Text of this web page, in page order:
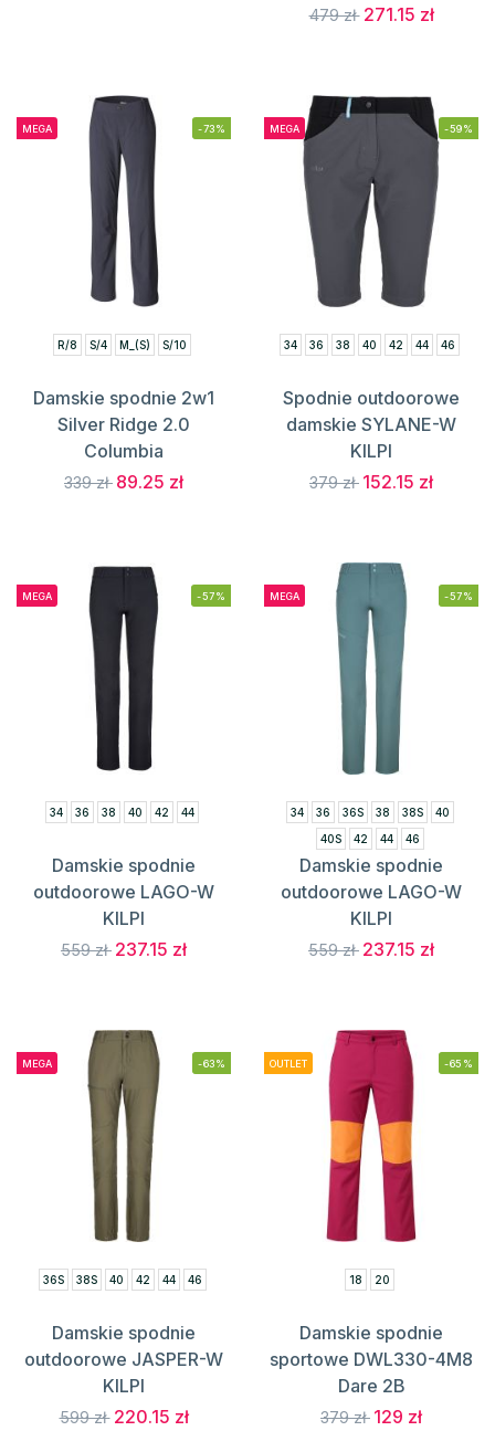
479 zł 271.15 zł
MEGA -73%
R/8 S/4 M_(S) S/10
Damskie spodnie 2w1
Silver Ridge 2.0
Columbia
339 zł 89.25 zł
MEGA -59%
34 36 38 40 42 44 46
Spodnie outdoorowe
damskie SYLANE-W
KILPI
379 zł 152.15 zł
MEGA -57%
34 36 38 40 42 44
Damskie spodnie
outdoorowe LAGO-W
KILPI
559 zł 237.15 zł
MEGA -57%
34 36 36S 38 38S
40
40S
42 44 46
Damskie spodnie
outdoorowe LAGO-W
KILPI
559 zł 237.15 zł
MEGA -63%
36S 38S 40 42 44 46
Damskie spodnie
outdoorowe JASPER-W
KILPI
599 zł 220.15 zł
OUTLET -65%
18 20
Damskie spodnie
sportowe DWL330-4M8
Dare 2B
379 zł 129 zł